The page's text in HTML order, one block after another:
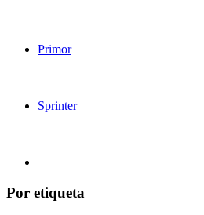
Primor
Sprinter
Por etiqueta